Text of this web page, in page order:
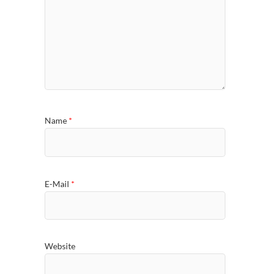
Name *
E-Mail *
Website